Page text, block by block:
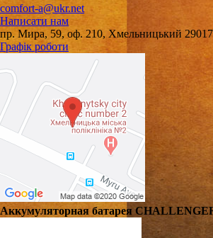
comfort-a@ukr.net
Написати нам
пр. Мира, 59, оф. 210, Хмельницький 29017
Графік роботи
Аккумуляторная батарея